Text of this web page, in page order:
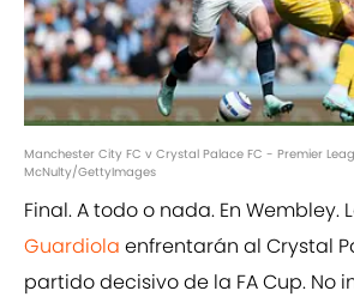
Manchester City FC v Crystal Palace FC - Premier
McNulty/GettyImages
Final. A todo o nada. En Wembley.
Guardiola enfrentarán al Crystal
partido decisivo de la FA Cup. No